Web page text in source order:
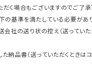
く場合もございますのでご了承
の基準を満たしている必要があり
会社の送り状の控え（送ってい
納品書（送っていただくときは